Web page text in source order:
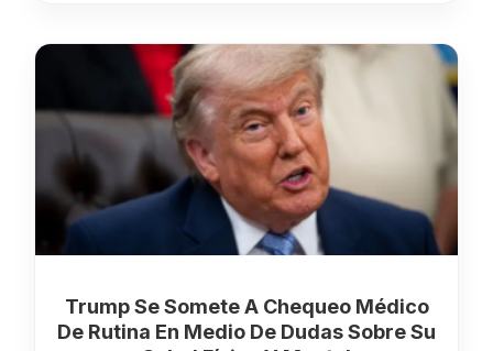
Trump Se Somete A Chequeo Médico
De Rutina En Medio De Dudas Sobre Su